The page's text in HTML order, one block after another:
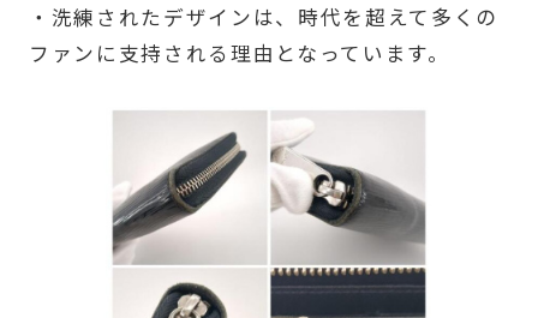
・洗練されたデザインは、時代を超えて多くの
ファンに支持される理由となっています。